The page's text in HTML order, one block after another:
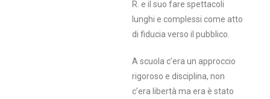
R. e il suo fare spettacoli
lunghi e complessi come atto
di fiducia verso il pubblico.
A scuola c’era un approccio
rigoroso e disciplina, non
c’era libertà ma era è stato